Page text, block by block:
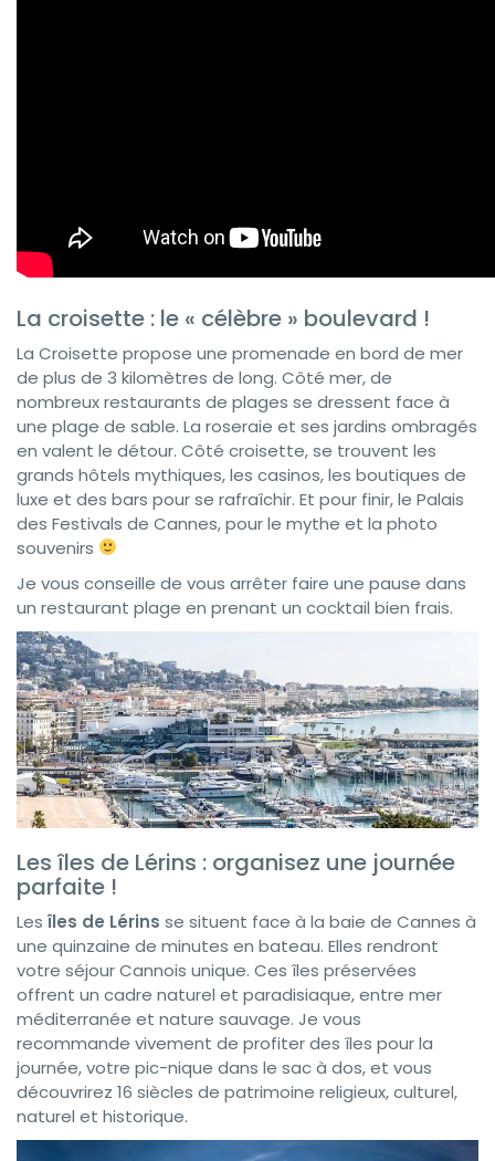
La croisette : le « célèbre » boulevard !
La Croisette propose une promenade en bord de mer
de plus de 3 kilomètres de long. Côté mer, de
nombreux restaurants de plages se dressent face à
une plage de sable. La roseraie et ses jardins ombragés
en valent le détour. Côté croisette, se trouvent les
grands hôtels mythiques, les casinos, les boutiques de
luxe et des bars pour se rafraîchir. Et pour finir, le Palais
des Festivals de Cannes, pour le mythe et la photo
souvenirs
Je vous conseille de vous arrêter faire une pause dans
un restaurant plage en prenant un cocktail bien frais.
Les îles de Lérins : organisez une journée
parfaite !
Les îles de Lérins se situent face à la baie de Cannes à
une quinzaine de minutes en bateau. Elles rendront
votre séjour Cannois unique. Ces îles préservées
offrent un cadre naturel et paradisiaque, entre mer
méditerranée et nature sauvage. Je vous
recommande vivement de profiter des îles pour la
journée, votre pic-nique dans le sac à dos, et vous
découvrirez 16 siècles de patrimoine religieux, culturel,
naturel et historique.